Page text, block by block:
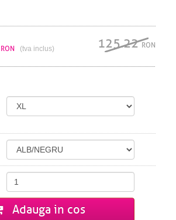
RON (tva inclus) 125.22RON
Adauga in cos